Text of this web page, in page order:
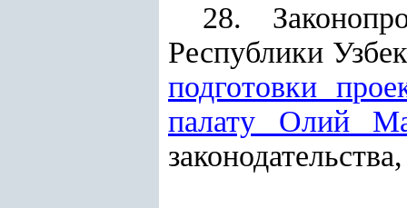
28.
Республики
подготовки
палату Олий